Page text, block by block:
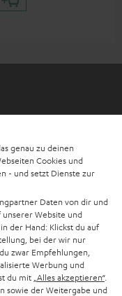
genau zu deinen
Cookies und
- und setzt Dienste zur
Daten von dir und
Website und
der Hand: Klickst du auf
bei der wir nur
zwar Empfehlungen,
Werbung und
du mit „Alles akzeptieren“.
sowie der Weitergabe und